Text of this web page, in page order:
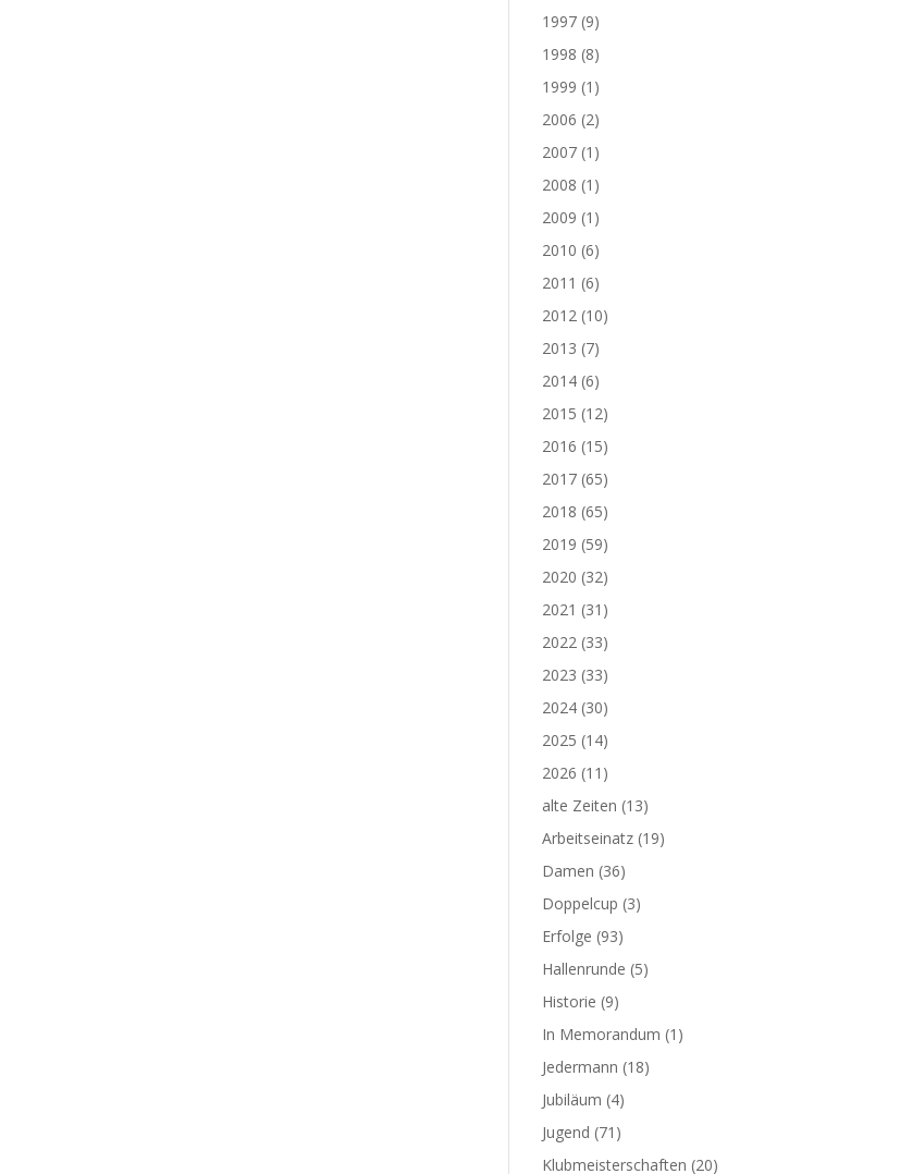
1997 (9)
1998 (8)
1999 (1)
2006 (2)
2007 (1)
2008 (1)
2009 (1)
2010 (6)
2011 (6)
2012 (10)
2013 (7)
2014 (6)
2015 (12)
2016 (15)
2017 (65)
2018 (65)
2019 (59)
2020 (32)
2021 (31)
2022 (33)
2023 (33)
2024 (30)
2025 (14)
2026 (11)
alte Zeiten (13)
Arbeitseinatz (19)
Damen (36)
Doppelcup (3)
Erfolge (93)
Hallenrunde (5)
Historie (9)
In Memorandum (1)
Jedermann (18)
Jubiläum (4)
Jugend (71)
Klubmeisterschaften (20)